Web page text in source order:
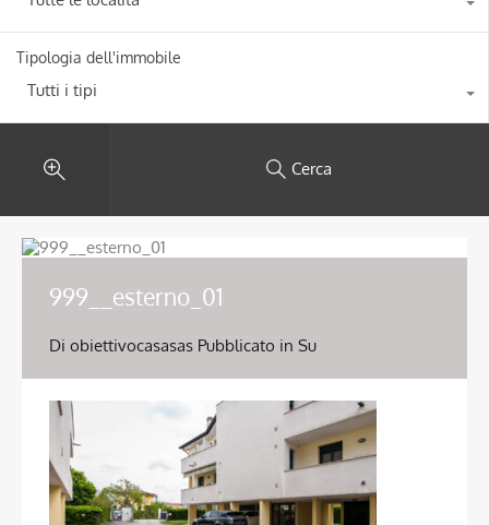
Tipologia dell'immobile
Tutti i tipi
Cerca
999__esterno_01
Di obiettivocasasas Pubblicato in Su